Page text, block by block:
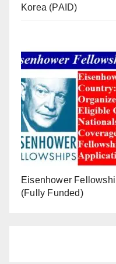
Korea (PAID)
Eisenhower
(Fully Funded)